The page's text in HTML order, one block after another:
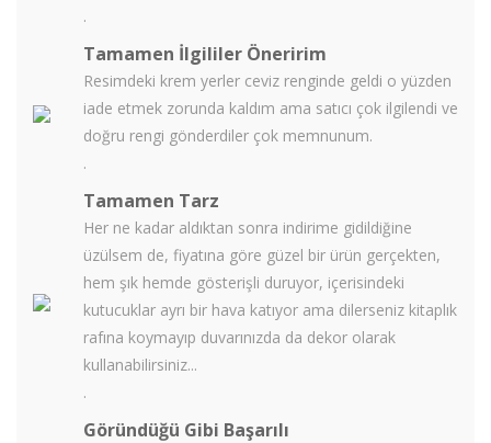
.
Tamamen İlgililer Öneririm
Resimdeki krem yerler ceviz renginde geldi o yüzden
iade etmek zorunda kaldım ama satıcı çok ilgilendi ve
doğru rengi gönderdiler çok memnunum.
.
Tamamen Tarz
Her ne kadar aldıktan sonra indirime gidildiğine
üzülsem de, fiyatına göre güzel bir ürün gerçekten,
hem şık hemde gösterişli duruyor, içerisindeki
kutucuklar ayrı bir hava katıyor ama dilerseniz kitaplık
rafına koymayıp duvarınızda da dekor olarak
kullanabilirsiniz...
.
Göründüğü Gibi Başarılı